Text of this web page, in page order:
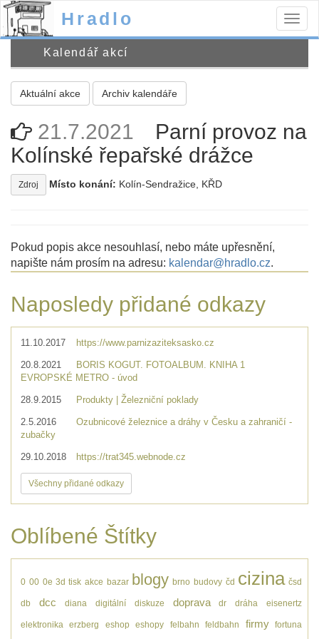
Hradlo
Kalendář akcí
Aktuální akce Archiv kalendáře
21.7.2021
Parní provoz na
Kolínské řepařské drážce
Zdroj Místo konání: Kolín-Sendražice, KŘD
Pokud popis akce nesouhlasí, nebo máte upřesnění,
napište nám prosím na adresu: kalendar@hradlo.cz.
Naposledy přidané odkazy
11.10.2017 https://www.parnizaziteksasko.cz
20.8.2021
BORIS KOGUT. FOTOALBUM. KNIHA 1
EVROPSKÉ METRO - úvod
28.9.2015 Produkty | Železniční poklady
2.5.2016
Ozubnicové železnice a dráhy v Česku a zahraničí -
zubačky
29.10.2018 https://trat345.webnode.cz
Všechny přidané odkazy
Oblíbené Štítky
0 00 0e 3d tisk akce bazar blogy brno budovy čd cizina čsd
db dcc diana digitální diskuze doprava dr dráha eisenertz
elektronika erzberg eshop eshopy felbahn feldbahn firmy fortuna